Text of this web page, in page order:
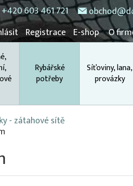
+420 603 461 721
Registrace E-shop O
Rybářské
potřeby
Síťoviny, lana,
provázky
- zátahové sítě